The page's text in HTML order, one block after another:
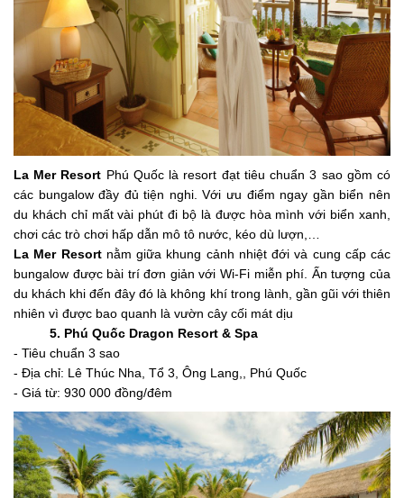
La Mer Resort Phú Quốclà resort đạt tiêu chuẩn 3 sao gồm có
các bungalow đầy đủ tiện nghi. Với ưu điểm ngay gần biển nên
du khách chỉ mất vài phút đi bộ là được hòa mình với biển xanh,
chơi các trò chơi hấp dẫn mô tô nước, kéo dù lượn,…
La Mer Resortnằm giữa khung cảnh nhiệt đới và cung cấp các
bungalow được bài trí đơn giản với Wi-Fi miễn phí. Ấn tượng của
du khách khi đến đây đó là không khí trong lành, gần gũi với thiên
nhiên vì được bao quanh là vườn cây cối mát dịu
5. Phú Quốc Dragon Resort & Spa
- Tiêu chuẩn 3 sao
- Địa chỉ: Lê Thúc Nha, Tổ 3, Ông Lang,, Phú Quốc
- Giá từ: 930 000 đồng/đêm